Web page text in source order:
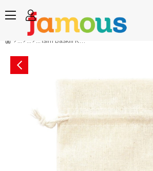
İsim Baskılı Kese Bismillahirrahmannirrahim